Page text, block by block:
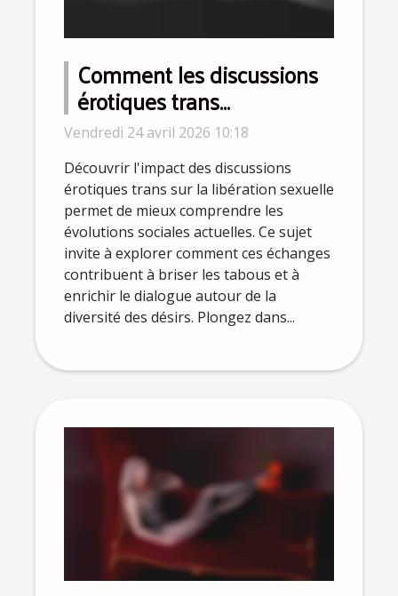
Comment les discussions
érotiques trans
influencent-elles la
libération sexuelle ?
Vendredi 24 avril 2026 10:18
Découvrir l'impact des discussions
érotiques trans sur la libération sexuelle
permet de mieux comprendre les
évolutions sociales actuelles. Ce sujet
invite à explorer comment ces échanges
contribuent à briser les tabous et à
enrichir le dialogue autour de la
diversité des désirs. Plongez dans...